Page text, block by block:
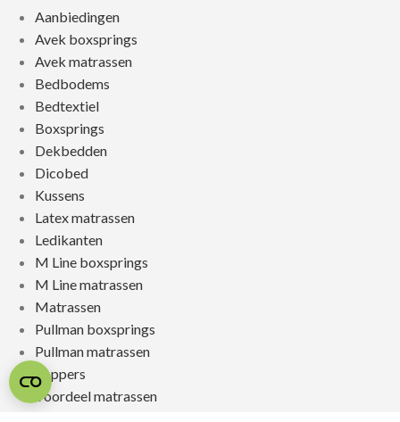
Aanbiedingen
Avek boxsprings
Avek matrassen
Bedbodems
Bedtextiel
Boxsprings
Dekbedden
Dicobed
Kussens
Latex matrassen
Ledikanten
M Line boxsprings
M Line matrassen
Matrassen
Pullman boxsprings
Pullman matrassen
Toppers
Voordeel matrassen